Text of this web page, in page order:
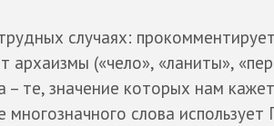
случаях:
архаизмы («чело», «ланиты»,
те, значение которых нам
слова использует